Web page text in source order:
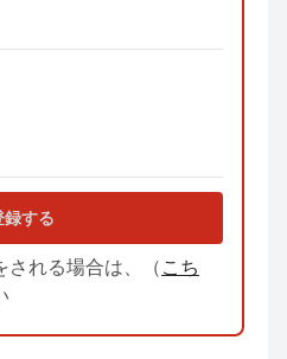
録する
される場合は、（こち